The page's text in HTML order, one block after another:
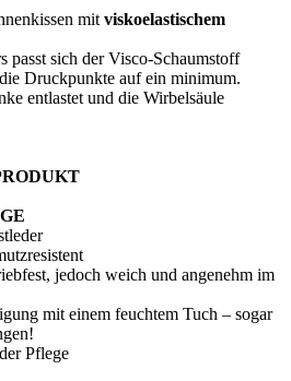
mit viskoelastischem
passt sich der Visco-Schaumstoff
Druckpunkte auf ein minimum.
entlastet und die Wirbelsäule
jedoch weich und angenehm im
mit einem feuchtem Tuch – sogar